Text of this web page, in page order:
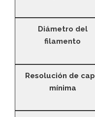
Diámetro del
filamento
Resolución de cap
mínima